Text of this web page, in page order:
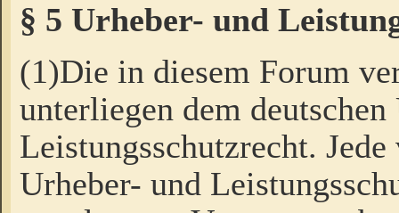
§ 5 Urheber- und
(1)Die in diesem Forum
unterliegen dem
Leistungsschutzrecht.
Urheber- und